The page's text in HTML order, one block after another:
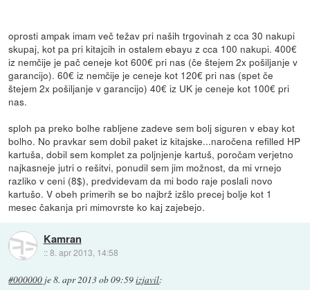
oprosti ampak imam več težav pri naših trgovinah z cca 30 nakupi
skupaj, kot pa pri kitajcih in ostalem ebayu z cca 100 nakupi. 400€
iz nemčije je pač ceneje kot 600€ pri nas (če štejem 2x pošiljanje v
garancijo). 60€ iz nemčije je ceneje kot 120€ pri nas (spet če
štejem 2x pošiljanje v garancijo) 40€ iz UK je ceneje kot 100€ pri
nas.
sploh pa preko bolhe rabljene zadeve sem bolj siguren v ebay kot
bolho. No pravkar sem dobil paket iz kitajske...naročena refilled HP
kartuša, dobil sem komplet za poljnjenje kartuš, poročam verjetno
najkasneje jutri o rešitvi, ponudil sem jim možnost, da mi vrnejo
razliko v ceni (8$), predvidevam da mi bodo raje poslali novo
kartušo. V obeh primerih se bo najbrž izšlo precej bolje kot 1
mesec čakanja pri mimovrste ko kaj zajebejo.
Kamran
::8. apr 2013, 14:58
#000000 je8. apr 2013 ob 09:59izjavil: